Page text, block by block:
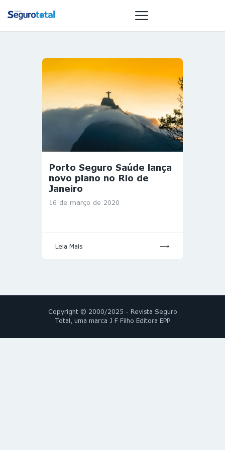
NOTÍCIAS
REVISTA
ESPECIAIS
GAIVOTA DE
OURO
ST SUMMIT
GESTORAS
HOMEST
HOME
Porto Seguro Saúde lança
novo plano no Rio de
Janeiro
16 de março de 2020
Leia Mais
Copyright © 2000/2025 - Revista Seguro
Total, uma marca J F Filho Editora EPP